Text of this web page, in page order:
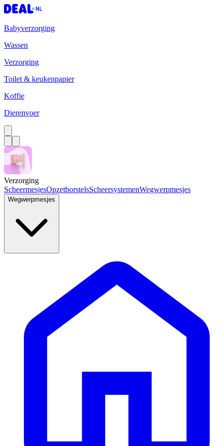
Babyverzorging
Wassen
Verzorging
Toilet & keukenpapier
Koffie
Dierenvoer
Verzorging
ScheermesjesOpzetborstelsScheersystemenWegwerpmesjes
Wegwerpmesjes